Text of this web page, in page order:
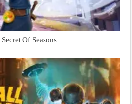
Of Seasons